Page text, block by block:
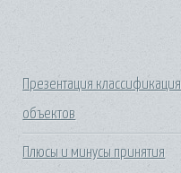
Презентация классификация
объектов
Плюсы и минусы принятия